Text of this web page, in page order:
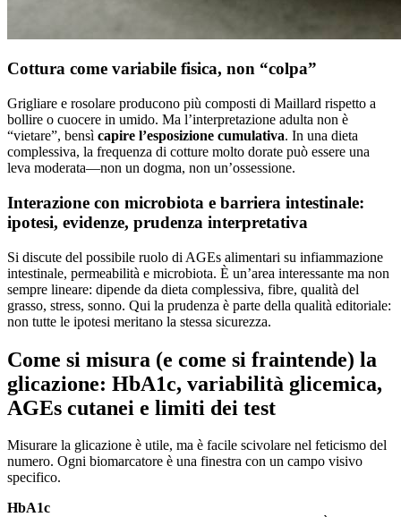
Cottura come variabile fisica, non “colpa”
Grigliare e rosolare producono più composti di Maillard rispetto a
bollire o cuocere in umido. Ma l’interpretazione adulta non è
“vietare”, bensì capire l’esposizione cumulativa. In una dieta
complessiva, la frequenza di cotture molto dorate può essere una
leva moderata—non un dogma, non un’ossessione.
Interazione con microbiota e barriera intestinale:
ipotesi, evidenze, prudenza interpretativa
Si discute del possibile ruolo di AGEs alimentari su infiammazione
intestinale, permeabilità e microbiota. È un’area interessante ma non
sempre lineare: dipende da dieta complessiva, fibre, qualità del
grasso, stress, sonno. Qui la prudenza è parte della qualità editoriale:
non tutte le ipotesi meritano la stessa sicurezza.
Come si misura (e come si fraintende) la
glicazione: HbA1c, variabilità glicemica,
AGEs cutanei e limiti dei test
Misurare la glicazione è utile, ma è facile scivolare nel feticismo del
numero. Ogni biomarcatore è una finestra con un campo visivo
specifico.
HbA1c